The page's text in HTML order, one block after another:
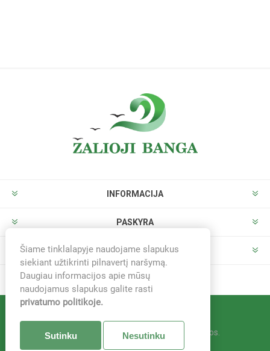
INFORMACIJA
PASKYRA
PARDUOTUVĖ
© 2026 Žalioji banga. Visos teisės saugomos.
Sprendimas -
Šiame tinklalapyje naudojame slapukus
siekiant užtikrinti pilnavertį naršymą.
Daugiau informacijos apie mūsų
naudojamus slapukus galite rasti
privatumo politikoje.
Sutinku Nesutinku